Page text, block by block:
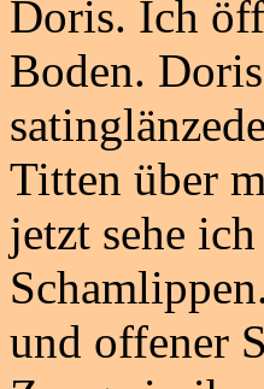
Doris. Ich
Boden.
Titten über
jetzt sehe
und offener